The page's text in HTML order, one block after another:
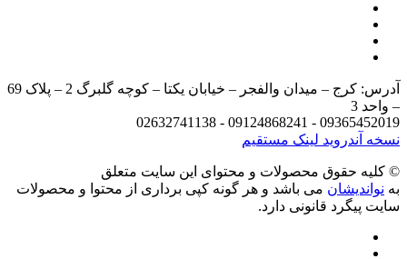
آدرس: کرج – میدان والفجر – خیابان یکتا – کوچه گلبرگ 2 – پلاک 69
3
09365452019 - 09124868241 -
آندرویدلینک مستقیم
حقوق محصولات و محتوای اين سایت متعلق
می باشد و هر گونه کپی برداری از محتوا و محصولات
پیگرد قانونی دارد.